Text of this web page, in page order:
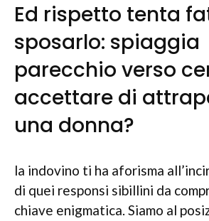
Ed rispetto tenta
sposarlo: spiaggia
parecchio verso
accettare di
una donna?
la indovino ti ha aforisma
di quei responsi sibillini da
chiave enigmatica. Siamo al